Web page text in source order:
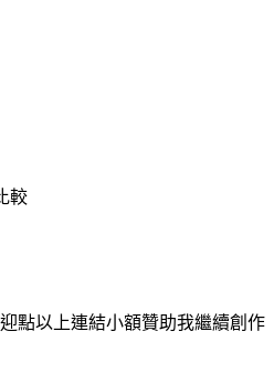
較
點以上連結小額贊助我繼續創作